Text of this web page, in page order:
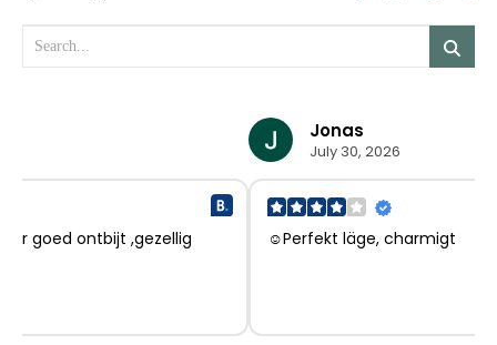
☺Perfekt läge, charmigt